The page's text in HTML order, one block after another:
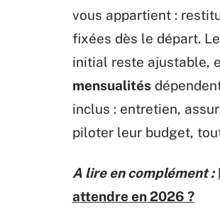
vous appartient :
fixées dès le départ.
initial reste ajustable,
mensualités
inclus : entretien,
piloter leur budget,
A lire en complément :
attendre en 2026 ?